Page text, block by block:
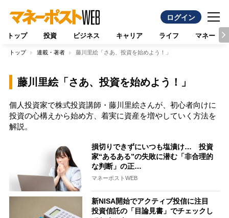
ログイン
トップ 投資 ビジネス キャリア ライフ マネー
トップ 連載・著者 藤川里絵「さあ、投資を始めよう！」
藤川里絵「さあ、投資を始めよう！」
個人投資家で株式投資講師・藤川里絵さんが、初心者向けに
投資の心構えから始め方、着実に資産を増やしていく方法を
解説。
損切りできずにいつも塩漬け… 投資
家“あるある”の失敗に潜む「非合理的
な判断」の正…
マネーポストWEB
新NISA開始でアクティブ投信に注目
投資信託の「目論見書」でチェックし